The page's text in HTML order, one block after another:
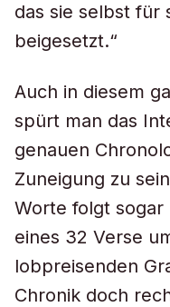
das sie selbst für
beigesetzt.“
Auch in diesem
spürt man das
genauen
Zuneigung zu
Worte folgt sogar
eines 32 Verse
lobpreisenden
Chronik doch